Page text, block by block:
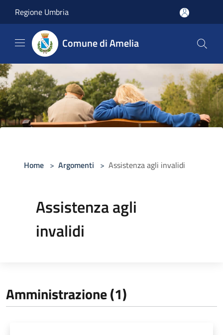
Regione Umbria
Comune di Amelia
Home > Argomenti > Assistenza agli invalidi
Assistenza agli
invalidi
Amministrazione (1)